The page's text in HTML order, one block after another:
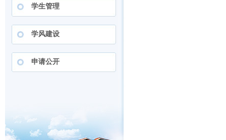
学生管理
学风建设
申请公开